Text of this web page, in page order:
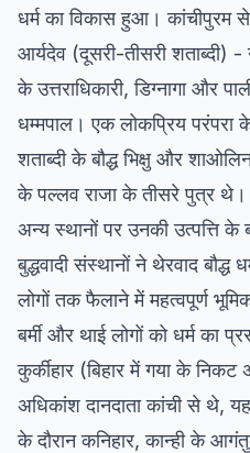
धर्म का विकास हुआ। कांचीपुरम
आर्यदेव (दूसरी-तीसरी शताब्दी) -
के उत्तराधिकारी, डिग्नागा और
धम्मपाल। एक लोकप्रिय परंपरा
शताब्दी के बौद्ध भिक्षु और
के पल्लव राजा के तीसरे पुत्र थे।
अन्य स्थानों पर उनकी उत्पत्ति के
बुद्धवादी संस्थानों ने थेरवाद
लोगों तक फैलाने में महत्वपूर्ण
बर्मी और थाई लोगों को धर्म का
कुर्कीहार (बिहार में गया के निकट
अधिकांश दानदाता कांची से थे, यह
के दौरान कनिहार, कान्ही के